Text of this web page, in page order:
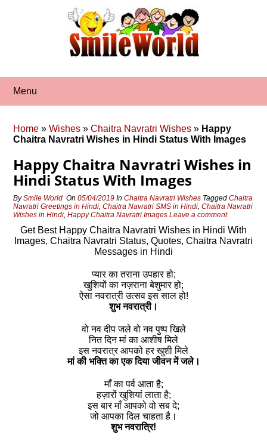
Menu
Home »Wishes »Chaitra Navratri Wishes » Happy
Chaitra Navratri Wishes in Hindi Status With Images
Happy Chaitra Navratri Wishes in
Hindi Status With Images
BySmile World On05/04/2019 InChaitra Navratri Wishes TaggedChaitra
Navratri Greetings in Hindi,Chaitra Navratri SMS in Hindi,Chaitra Navratri
Wishes in Hindi,Happy Chaitra Navratri Images Leave a comment
Get Best Happy Chaitra Navratri Wishes in Hindi With
Images, Chaitra Navratri Status, Quotes, Chaitra Navratri
Messages in Hindi
प्यार का तराना उपहार हो;
खुशियों का नज़राना बेशुमार हो;
ऐसा नवरात्री उत्सव इस साल हो!
शुभ नवरात्री।
वो नव दीप जले वो नव पुष्प खिले
नित दिन मां का आशीष मिले
इस नवरात्र आपको हर खुशी मिले
मां की भक्ति का एक दिया जीवन में जले।
माँ का पर्व आता है;
हज़ारों खुशियां लाता है;
इस बार माँ आपको वो सब दे;
जो आपका दिल चाहता है।
शुभ नवरात्रि!